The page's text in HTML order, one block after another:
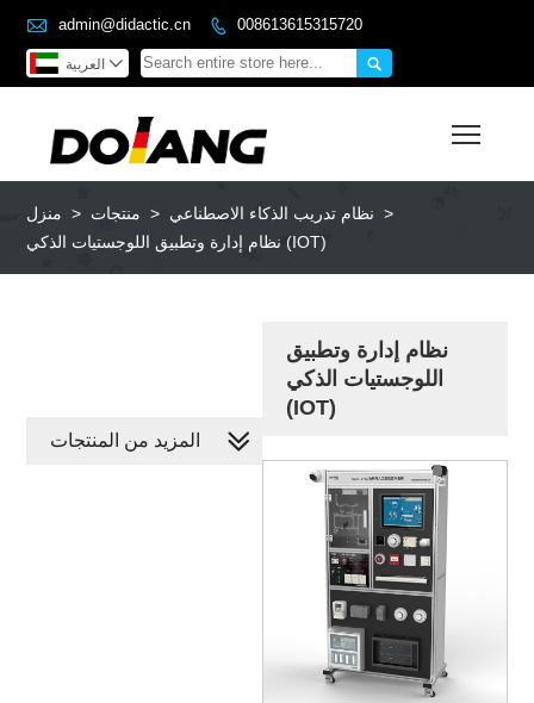
 admin@didactic.cn  008613615315720
 العربية 
منزل > منتجات > نظام تدريب الذكاء الاصطناعي >
نظام إدارة وتطبيق اللوجستيات الذكي (IOT)
نظام إدارة وتطبيق
اللوجستيات الذكي
(IOT)
المزيد من المنتجات